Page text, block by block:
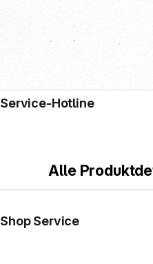
Alle
Service-Hotline
Shop Service